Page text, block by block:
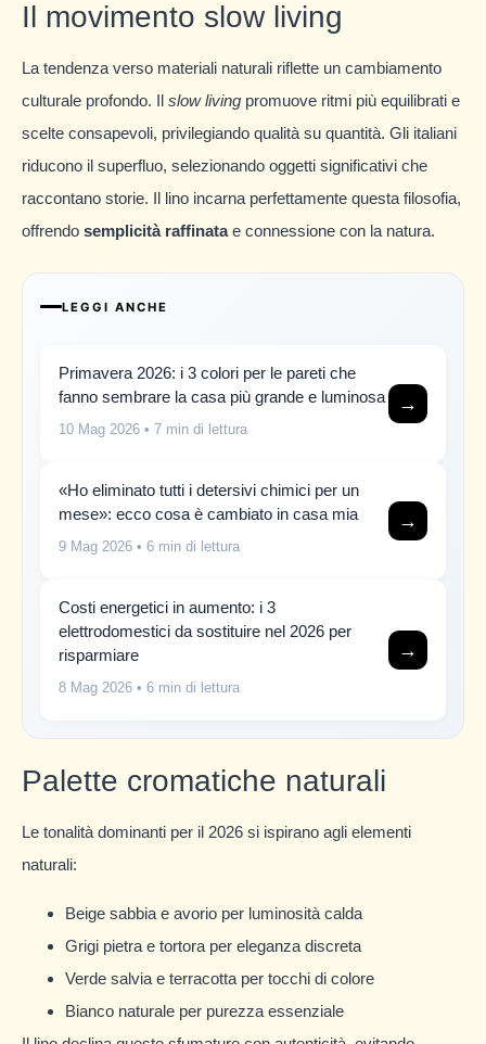
Il movimento slow living
La tendenza verso materiali naturali riflette un cambiamento
culturale profondo. Il slow living promuove ritmi più equilibrati e
scelte consapevoli, privilegiando qualità su quantità. Gli italiani
riducono il superfluo, selezionando oggetti significativi che
raccontano storie. Il lino incarna perfettamente questa filosofia,
offrendo semplicità raffinatae connessione con la natura.
LEGGI ANCHE
Primavera 2026: i 3 colori per le pareti che
fanno sembrare la casa più grande e luminosa
10 Mag 2026 • 7 min di lettura
→
«Ho eliminato tutti i detersivi chimici per un
mese»: ecco cosa è cambiato in casa mia
9 Mag 2026 • 6 min di lettura
→
Costi energetici in aumento: i 3
elettrodomestici da sostituire nel 2026 per
risparmiare
8 Mag 2026 • 6 min di lettura
→
Palette cromatiche naturali
Le tonalità dominanti per il 2026 si ispirano agli elementi
naturali:
Beige sabbia e avorio per luminosità calda
Grigi pietra e tortora per eleganza discreta
Verde salvia e terracotta per tocchi di colore
Bianco naturale per purezza essenziale